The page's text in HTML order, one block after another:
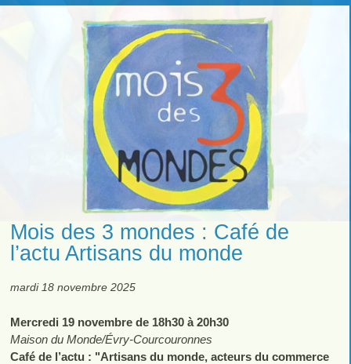
Mois des 3 mondes : Café de
l’actu Artisans du monde
mardi 18 novembre 2025
Mercredi 19 novembre de 18h30 à 20h30
Maison du Monde/Évry-Courcouronnes
Café de l’actu : "Artisans du monde, acteurs du commerce